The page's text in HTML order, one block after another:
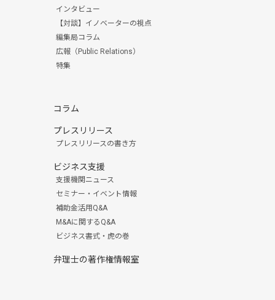
インタビュー
【対談】イノベーターの視点
編集局コラム
広報（Public Relations）
特集
コラム
プレスリリース
プレスリリースの書き方
ビジネス支援
支援機関ニュース
セミナー・イベント情報
補助金活用Q&A
M&Aに関するQ&A
ビジネス書式・虎の巻
弁理士の著作権情報室